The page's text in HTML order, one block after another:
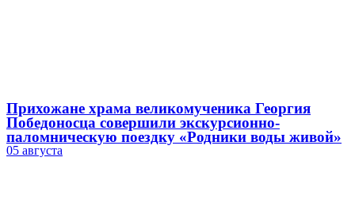
Прихожане храма великомученика Георгия
Победоносца совершили экскурсионно-
паломническую поездку «Родники воды живой»
05 августа